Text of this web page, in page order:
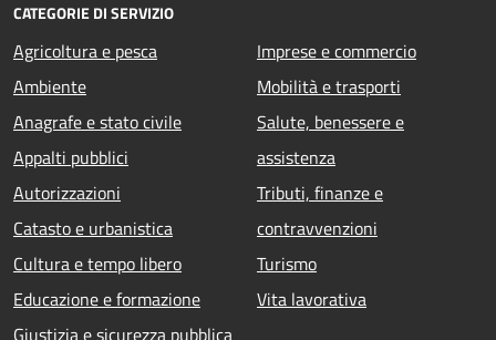
CATEGORIE DI SERVIZIO
Agricoltura e pesca
Ambiente
Anagrafe e stato civile
Appalti pubblici
Autorizzazioni
Catasto e urbanistica
Cultura e tempo libero
Educazione e formazione
Giustizia e sicurezza pubblica
Imprese e commercio
Mobilità e trasporti
Salute, benessere e
assistenza
Tributi, finanze e
contravvenzioni
Turismo
Vita lavorativa